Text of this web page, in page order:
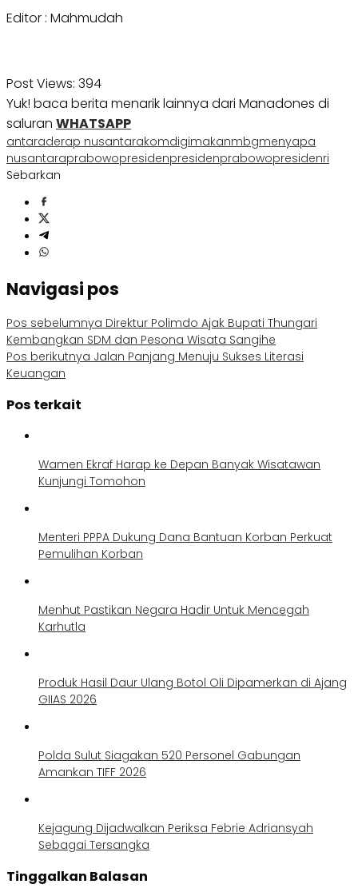
Editor : Mahmudah
Post Views: 394
Yuk! baca berita menarik lainnya dari Manadones di
saluran WHATSAPP
antaraderap nusantarakomdigimakanmbgmenyapa
nusantaraprabowopresidenpresidenprabowopresidenri
Sebarkan
Navigasi pos
Pos sebelumnya Direktur Polimdo Ajak Bupati Thungari
Kembangkan SDM dan Pesona Wisata Sangihe
Pos berikutnya Jalan Panjang Menuju Sukses Literasi
Keuangan
Pos terkait
Wamen Ekraf Harap ke Depan Banyak Wisatawan
Kunjungi Tomohon
Menteri PPPA Dukung Dana Bantuan Korban Perkuat
Pemulihan Korban
Menhut Pastikan Negara Hadir Untuk Mencegah
Karhutla
Produk Hasil Daur Ulang Botol Oli Dipamerkan di Ajang
GIIAS 2026
Polda Sulut Siagakan 520 Personel Gabungan
Amankan TIFF 2026
Kejagung Dijadwalkan Periksa Febrie Adriansyah
Sebagai Tersangka
Tinggalkan Balasan